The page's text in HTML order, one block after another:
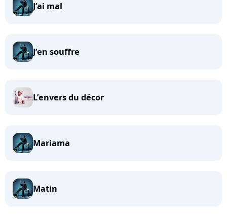
J’ai mal
J’en souffre
L’envers du décor
Mariama
Matin